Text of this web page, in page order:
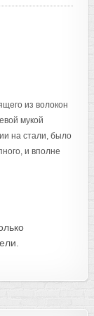
из волокон
мукой
на стали, было
и вполне